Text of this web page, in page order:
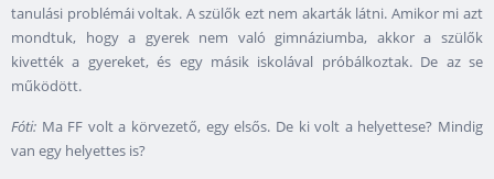
tanulási problémái voltak. A szülők ezt nem akarták látni. Amikor mi azt
mondtuk, hogy a gyerek nem való gimnáziumba, akkor a szülők
kivették a gyereket, és egy másik iskolával próbálkoztak. De az se
működött.
Fóti: Ma FF volt a körvezető, egy elsős. De ki volt a helyettese? Mindig
van egy helyettes is?